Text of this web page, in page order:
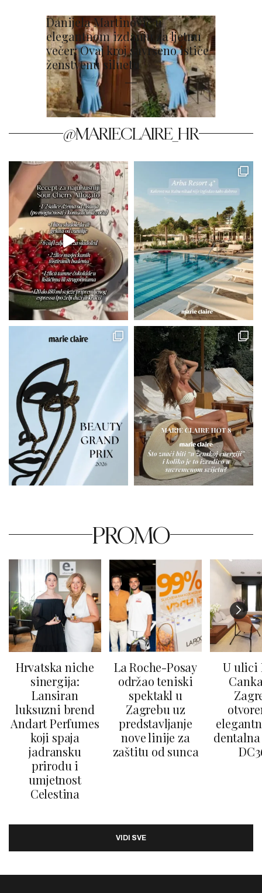
Danijela Martinović u
elegantnom izdanju za ljetnu
večer: Ovaj kroj savršeno ističe
ženstvenu siluetu
@MARIECLAIRE_HR
PROMO
Hrvatska niche
sinergija:
Lansiran
luksuzni brend
Andart Perfumes
koji spaja
jadransku
prirodu i
umjetnost
Celestina
La Roche-Posay
održao teniski
spektakl u
Zagrebu uz
predstavljanje
nove linije za
zaštitu od sunca
U ulici
VIDI SVE